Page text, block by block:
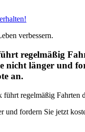
verbessern.
regelmäßig
nicht länger und
an.
führt regelmäßig Fahrten
und fordern Sie jetzt